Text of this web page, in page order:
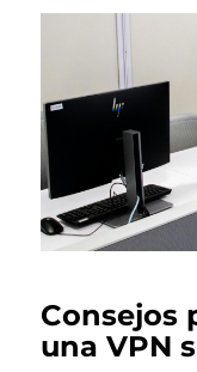
Consejos
una VPN